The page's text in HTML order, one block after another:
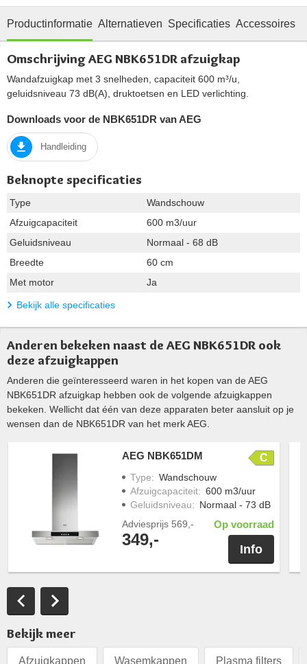
Productinformatie Alternatieven Specificaties Accessoires
Omschrijving AEG NBK651DR afzuigkap
Wandafzuigkap met 3 snelheden, capaciteit 600 m³/u,
geluidsniveau 73 dB(A), druktoetsen en LED verlichting.
Downloads voor de NBK651DR van AEG
Handleiding
Beknopte specificaties
Type
Wandschouw
Afzuigcapaciteit
600 m3/uur
Geluidsniveau
Normaal - 68 dB
Breedte
60 cm
Met motor
Ja
Bekijk alle specificaties
Anderen bekeken naast de AEG NBK651DR ook
deze afzuigkappen
Anderen die geïnteresseerd waren in het kopen van de AEG
NBK651DR afzuigkap hebben ook de volgende afzuigkappen
bekeken. Wellicht dat één van deze apparaten beter aansluit op je
wensen dan de NBK651DR van het merk AEG.
AEG NBK651DM C
Type: Wandschouw
Afzuigcapaciteit: 600 m3/uur
Geluidsniveau: Normaal - 73 dB
Adviesprijs 569,-
349,-
Op voorraad
Info
Bekijk meer
Afzuigkappen Wasemkappen Plasma filters